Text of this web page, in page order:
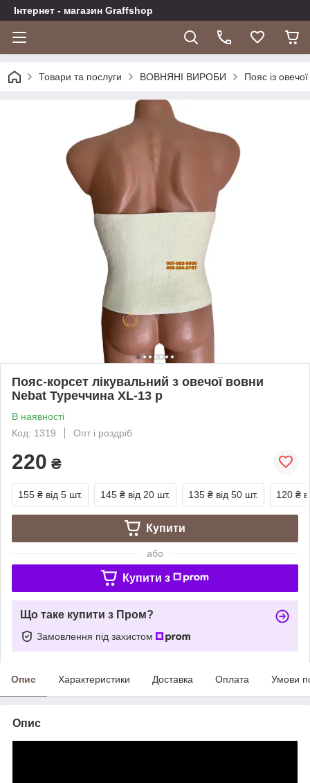
Інтернет - магазин Graffshop
Товари та послуги ВОВНЯНІ ВИРОБИ Пояс із
Пояс-корсет лікувальний з овечої вовни
Nebat Туреччина XL-13 р
В наявності
Код: 1319
Опт і роздріб
220 ₴
155 ₴ від 5 шт. 145 ₴ від 20 шт. 135 ₴ від 50 шт. 120 ₴
Купити
або
Купити з
Що таке купити з Пром?
Замовлення під захистом
Опис Характеристики Доставка Оплата Умови
Опис